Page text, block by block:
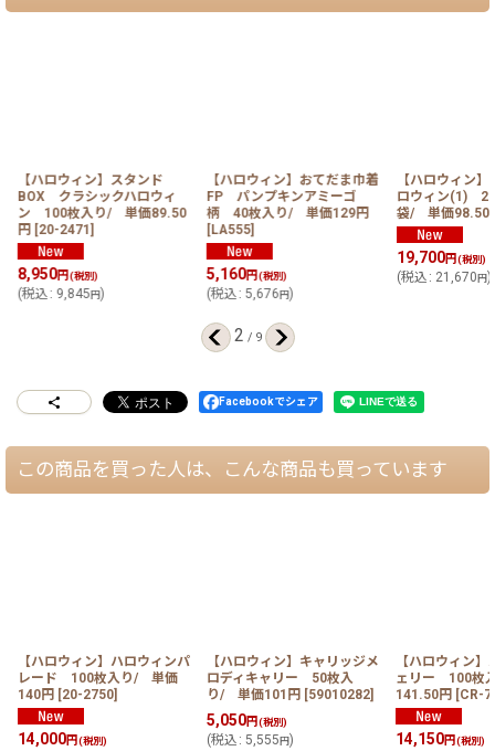
【ハロウィン】スタンド
BOX クラシックハロウィ
ン 100枚入り/ 単価89.50
円
20-2471 ]
8,950円(税別)
(税込: 9,845円)
【ハロウィン】おてだま巾着
FP パンプキンアミーゴ
柄 40枚入り/ 単価129円
LA555]
5,160円(税別)
(税込: 5,676円)
【ハロウィン
ロウィン(1)
袋/ 単価98.50
19,700円(税別)
(税込 : 21,670円)
2 / 9
Facebookでシェア
この商品を買った人は、こんな商品も買っています
【ハロウィン】ハロウィンパ
レード 100枚入り/ 単価
140円 [20-2750]
14,000円(税別)
【ハロウィン】キャリッジメ
ロディキャリー 50枚入
り/ 単価101円 [59010282]
5,050円(税別)
(税込 : 5,555円)
【ハロウィン
ェリー 100枚
141.50円 [CR-
14,150円(税別)